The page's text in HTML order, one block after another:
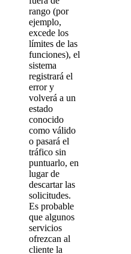
rango (por
ejemplo,
excede los
límites de las
funciones), el
sistema
registrará el
error y
volverá a un
estado
conocido
como válido
o pasará el
tráfico sin
puntuarlo, en
lugar de
descartar las
solicitudes.
Es probable
que algunos
servicios
ofrezcan al
cliente la